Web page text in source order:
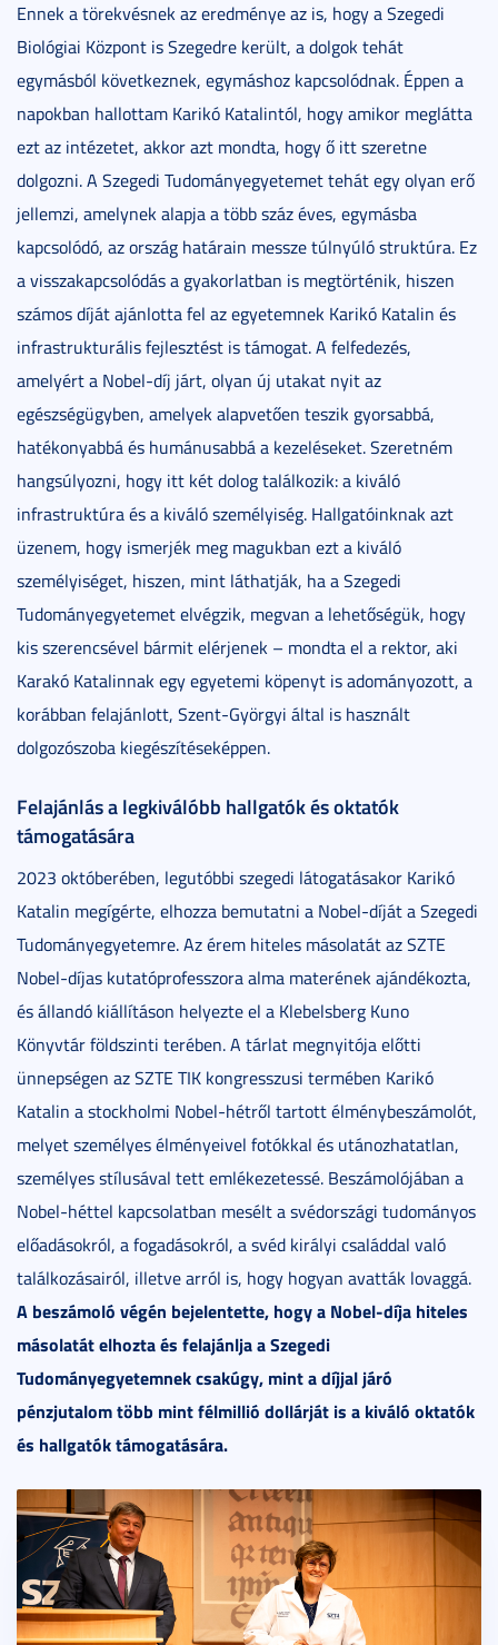
Ennek a törekvésnek az eredménye az is, hogy a Szegedi
Biológiai Központ is Szegedre került, a dolgok tehát
egymásból következnek, egymáshoz kapcsolódnak. Éppen a
napokban hallottam Karikó Katalintól, hogy amikor meglátta
ezt az intézetet, akkor azt mondta, hogy ő itt szeretne
dolgozni. A Szegedi Tudományegyetemet tehát egy olyan erő
jellemzi, amelynek alapja a több száz éves, egymásba
kapcsolódó, az ország határain messze túlnyúló struktúra. Ez
a visszakapcsolódás a gyakorlatban is megtörténik, hiszen
számos díját ajánlotta fel az egyetemnek Karikó Katalin és
infrastrukturális fejlesztést is támogat. A felfedezés,
amelyért a Nobel-díj járt, olyan új utakat nyit az
egészségügyben, amelyek alapvetően teszik gyorsabbá,
hatékonyabbá és humánusabbá a kezeléseket. Szeretném
hangsúlyozni, hogy itt két dolog találkozik: a kiváló
infrastruktúra és a kiváló személyiség. Hallgatóinknak azt
üzenem, hogy ismerjék meg magukban ezt a kiváló
személyiséget, hiszen, mint láthatják, ha a Szegedi
Tudományegyetemet elvégzik, megvan a lehetőségük, hogy
kis szerencsével bármit elérjenek – mondta el a rektor, aki
Karakó Katalinnak egy egyetemi köpenyt is adományozott, a
korábban felajánlott, Szent-Györgyi által is használt
dolgozószoba kiegészítéseképpen.
Felajánlás a legkiválóbb hallgatók és oktatók
támogatására
2023 októberében, legutóbbi szegedi látogatásakor Karikó
Katalin megígérte, elhozza bemutatni a Nobel-díját a Szegedi
Tudományegyetemre. Az érem hiteles másolatát az SZTE
Nobel-díjas kutatóprofesszora alma materének ajándékozta,
és állandó kiállításon helyezte el a Klebelsberg Kuno
Könyvtár földszinti terében. A tárlat megnyitója előtti
ünnepségen az SZTE TIK kongresszusi termében Karikó
Katalin a stockholmi Nobel-hétről tartott élménybeszámolót,
melyet személyes élményeivel fotókkal és utánozhatatlan,
személyes stílusával tett emlékezetessé. Beszámolójában a
Nobel-héttel kapcsolatban mesélt a svédországi tudományos
előadásokról, a fogadásokról, a svéd királyi családdal való
találkozásairól, illetve arról is, hogy hogyan avatták lovaggá.
A beszámoló végén bejelentette, hogy a Nobel-díja hiteles
másolatát elhozta és felajánlja a Szegedi
Tudományegyetemnek csakúgy, mint a díjjal járó
pénzjutalom több mint félmillió dollárját is a kiváló oktatók
és hallgatók támogatására.